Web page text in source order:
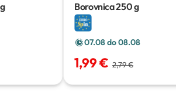
Borovnica250 g
07.08 do 08.08
1,99 € 2,79 €